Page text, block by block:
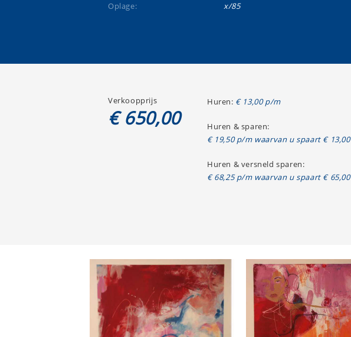
Oplage:
x/85
Verkoopprijs
€ 650,00
Huren: € 13,00 p/m
Huren & sparen:
€ 19,50 p/m waarvan u spaart € 13,00
Huren & versneld sparen:
€ 68,25 p/m waarvan u spaart € 65,00